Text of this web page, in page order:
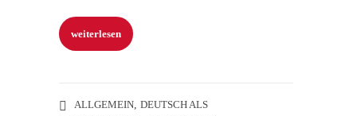
weiterlesen
ALLGEMEIN, DEUTSCH ALS